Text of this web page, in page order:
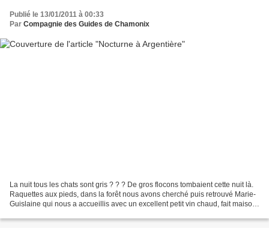
Publié le 13/01/2011 à 00:33
Par Compagnie des Guides de Chamonix
La nuit tous les chats sont gris ? ? ? De gros flocons tombaient cette nuit là.
Raquettes aux pieds, dans la forêt nous avons cherché puis retrouvé Marie-
Guislaine qui nous a accueillis avec un excellent petit vin chaud, fait maison